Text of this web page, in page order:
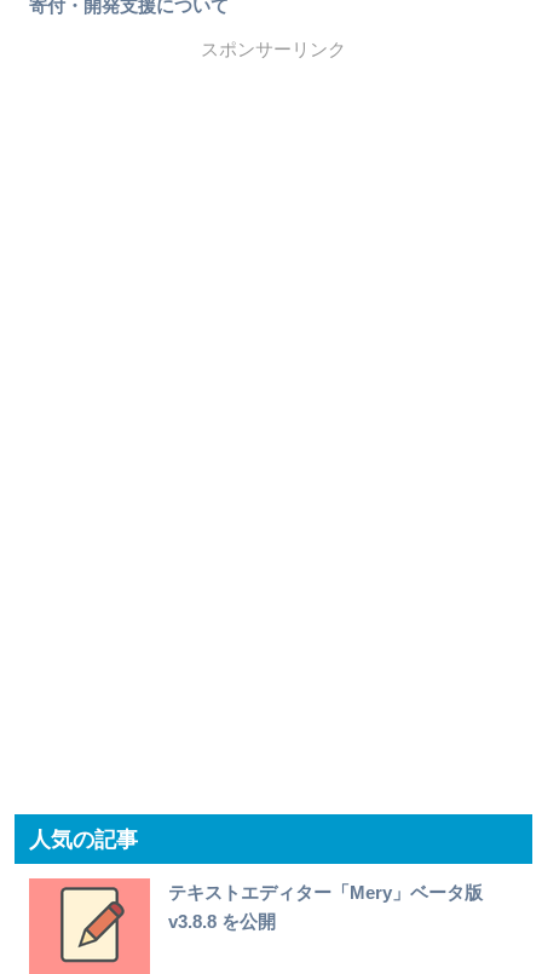
寄付・開発支援について
スポンサーリンク
人気の記事
テキストエディター「Mery」ベータ版
v3.8.8 を公開